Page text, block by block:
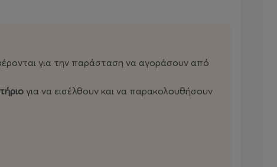
για την παράσταση να αγοράσουν από
για να εισέλθουν και να παρακολουθήσουν